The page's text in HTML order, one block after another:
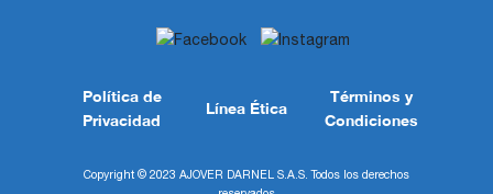
Términos y
Condiciones
Política de
Privacidad
Línea Ética
Copyright © 2023 AJOVER DARNEL S.A.S. Todos los derechos